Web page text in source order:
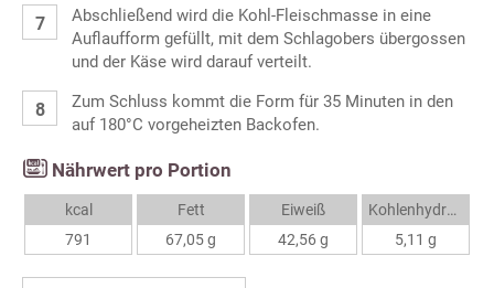
Abschließend wird die Kohl-Fleischmasse in eine
Auflaufform gefüllt, mit dem Schlagobers übergossen
und der Käse wird darauf verteilt.
Zum Schluss kommt die Form für 35 Minuten in den
auf 180°C vorgeheizten Backofen.
Nährwert pro Portion
kcal
791
Fett
67,05 g
Eiweiß
42,56 g
Kohlenhydrate
5,11 g